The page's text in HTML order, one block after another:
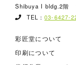
Shibuya I bldg.2階
TEL：03-6427-
彩匠堂について
印刷について